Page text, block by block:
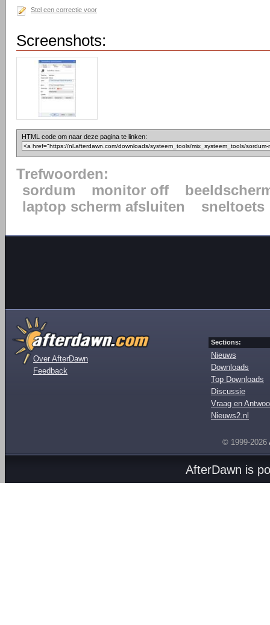
Stel een correctie voor
Screenshots:
HTML code om naar deze pagina te linken:
Trefwoorden:
sordum
monitor off
laptop scherm afsluiten
sneltoets
Over AfterDawn
Feedback
Sections:
Nieuws
Downloads
Top Downloads
Discussie
Vraag en
Nieuws2.nl
© 1999-2026
AfterDawn is